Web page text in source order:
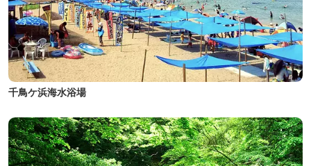
千鳥ケ浜海水浴場